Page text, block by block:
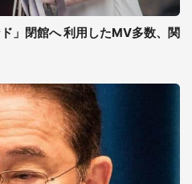
」閉館へ 利用したMV多数、関